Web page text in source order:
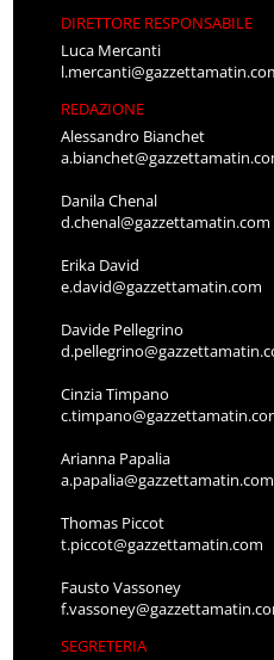
DIRETTORE RESPONSABILE
Luca Mercanti
REDAZIONE
Alessandro Bianchet
Danila Chenal
d.chenal@gazzettamatin.com
Erika David
e.david@gazzettamatin.com
Davide Pellegrino
Cinzia Timpano
Arianna Papalia
a.papalia@gazzettamatin.com
Thomas Piccot
t.piccot@gazzettamatin.com
Fausto Vassoney
SEGRETERIA